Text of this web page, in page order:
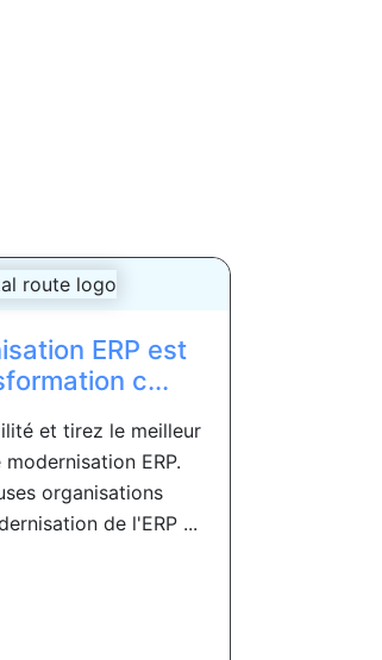
ERP est
c...
et tirez le meilleur
ERP.
organisations
de l'ERP ...